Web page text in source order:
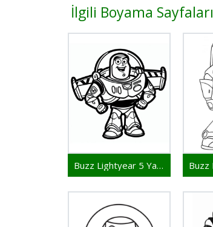
İlgili Boyama Sayfaları
Buzz Lightyear 5 Yaş Çocuklar İçin